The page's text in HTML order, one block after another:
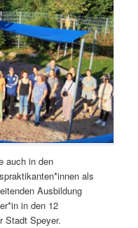
auch in den
als
Ausbildung
in den 12
Stadt Speyer.